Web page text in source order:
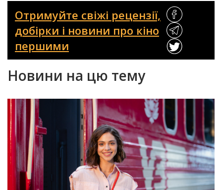
Отримуйте свіжі рецензії,
добірки і новини про кіно
першими
Новини на цю тему